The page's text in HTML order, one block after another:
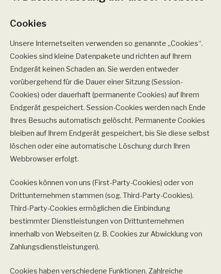
Cookies
Unsere Internetseiten verwenden so genannte „Cookies“.
Cookies sind kleine Datenpakete und richten auf Ihrem
Endgerät keinen Schaden an. Sie werden entweder
vorübergehend für die Dauer einer Sitzung (Session-
Cookies) oder dauerhaft (permanente Cookies) auf Ihrem
Endgerät gespeichert. Session-Cookies werden nach Ende
Ihres Besuchs automatisch gelöscht. Permanente Cookies
bleiben auf Ihrem Endgerät gespeichert, bis Sie diese selbst
löschen oder eine automatische Löschung durch Ihren
Webbrowser erfolgt.
Cookies können von uns (First-Party-Cookies) oder von
Drittunternehmen stammen (sog. Third-Party-Cookies).
Third-Party-Cookies ermöglichen die Einbindung
bestimmter Dienstleistungen von Drittunternehmen
innerhalb von Webseiten (z. B. Cookies zur Abwicklung von
Zahlungsdienstleistungen).
Cookies haben verschiedene Funktionen. Zahlreiche